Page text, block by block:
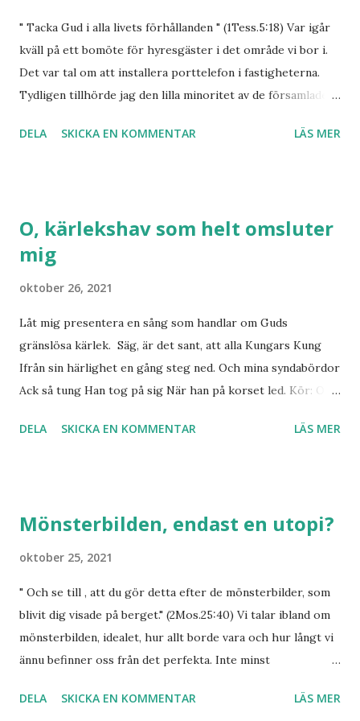
" Tacka Gud i alla livets förhållanden " (1Tess.5:18) Var igår
kväll på ett bomöte för hyresgäster i det område vi bor i.
Det var tal om att installera porttelefon i fastigheterna.
Tydligen tillhörde jag den lilla minoritet av de församlade
till största delen av pensionärer som hade föga eller inget
och räknar småsummor som man annars nästan kastar bort,
men se hyresvärden han skall på inga villkor få något av
vår hyresvärd som under våra korta år härnere omhuldar
oss så blir situationen något helt annat. Då ger vi med
glädje. Detta tankesätt kolliderar totalt med världens
tankesätt. Totalt. De förstår inte hur vi frivilligt kan ge ett
öre till någon som inte utfört oss en tjänst, ett arbete ell...
DELA SKICKA EN KOMMENTAR LÄS MER
O, kärlekshav som helt omsluter
mig
oktober 26, 2021
Låt mig presentera en sång som handlar om Guds
gränslösa kärlek. Säg, är det sant, att alla Kungars Kung
Ifrån sin härlighet en gång steg ned. Och mina syndabördor
Ack så tung Han tog på sig När han på korset led. Kör: O,
uti dig. O, huru kunde detta bli min lott. Jag står förundrad
har. Min Gud jag giva vill i evighet För denna nåd och kärlek
DELA SKICKA EN KOMMENTAR LÄS MER
Mönsterbilden, endast en utopi?
oktober 25, 2021
" Och se till , att du gör detta efter de mönsterbilder, som
blivit dig visade på berget." (2Mos.25:40) Vi talar ibland om
mönsterbilden, idealet, hur allt borde vara och hur långt vi
ännu befinner oss från det perfekta. Inte minst
backspegelns ljus minns vi mest hur härligt det var då elden
DELA SKICKA EN KOMMENTAR LÄS MER